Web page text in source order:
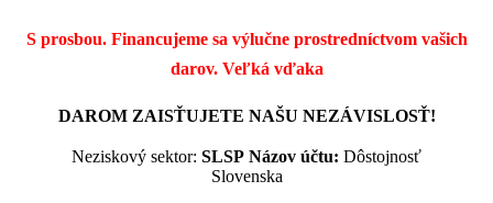
S prosbou. Financujeme sa výlučne prostredníctvom vašich
darov. Veľká vďaka
DAROM ZAISŤUJETE NAŠU NEZÁVISLOSŤ!
Neziskový sektor: SLSP Názov účtu: Dôstojnosť
Slovenska